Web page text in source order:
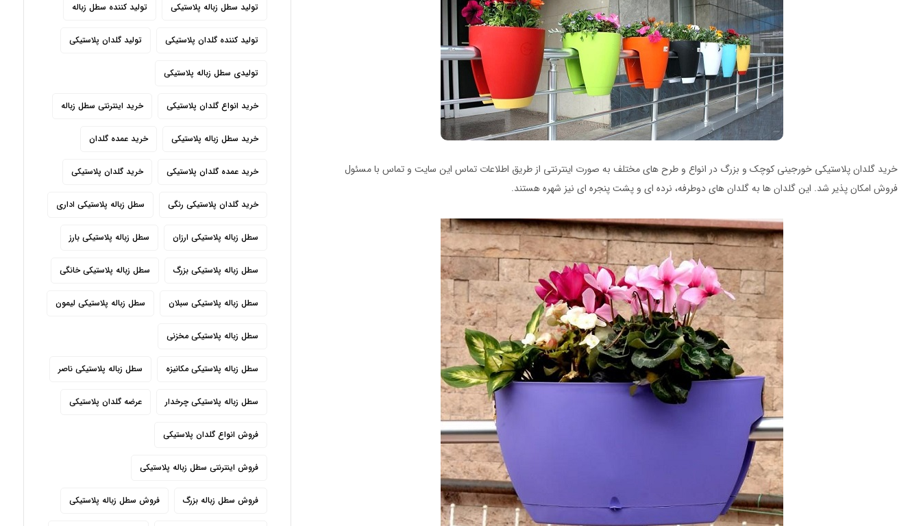
خرید گلدان پلاستیکی خورجینی کوچک و بزرگ در انواع و طرح های مختلف به صورت اینترنتی از طریق اطلاعات تماس این سایت و تماس با مسئول
فروش امکان پذیر شد. این گلدان ها به گلدان های دوطرفه، نرده ای و پشت پنجره ای نیز شهره هستند.
تولید سطل زباله پلاستیکی تولید کننده سطل زباله
تولید کننده گلدان پلاستیکی تولید گلدان پلاستیکی
تولیدی سطل زباله پلاستیکی
خرید انواع گلدان پلاستیکی خرید اینترنتی سطل زباله
خرید سطل زباله پلاستیکی خرید عمده گلدان
خرید عمده گلدان پلاستیکی خرید گلدان پلاستیکی
خرید گلدان پلاستیکی رنگی سطل زباله پلاستیکی اداری
سطل زباله پلاستیکی ارزان سطل زباله پلاستیکی بارز
سطل زباله پلاستیکی بزرگ سطل زباله پلاستیکی خانگی
سطل زباله پلاستیکی سبلان سطل زباله پلاستیکی لیمون
سطل زباله پلاستیکی مخزنی
سطل زباله پلاستیکی مکانیزه سطل زباله پلاستیکی ناصر
سطل زباله پلاستیکی چرخدار عرضه گلدان پلاستیکی
فروش انواع گلدان پلاستیکی
فروش اینترنتی سطل زباله پلاستیکی
فروش سطل زباله بزرگ فروش سطل زباله پلاستیکی